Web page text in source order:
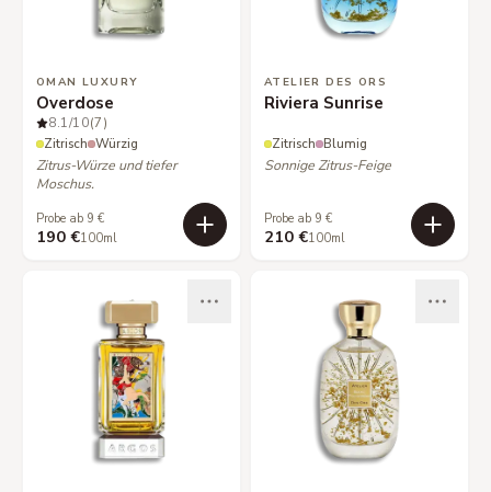
OMAN LUXURY
Overdose
8.1/10(7)
Zitrisch Würzig
Zitrus-Würze und tiefer
Moschus.
Probe ab 9 €
190 €100ml
ATELIER DES ORS
Riviera Sunrise
Zitrisch Blumig
Sonnige Zitrus-Feige
Probe ab 9 €
210 €100ml